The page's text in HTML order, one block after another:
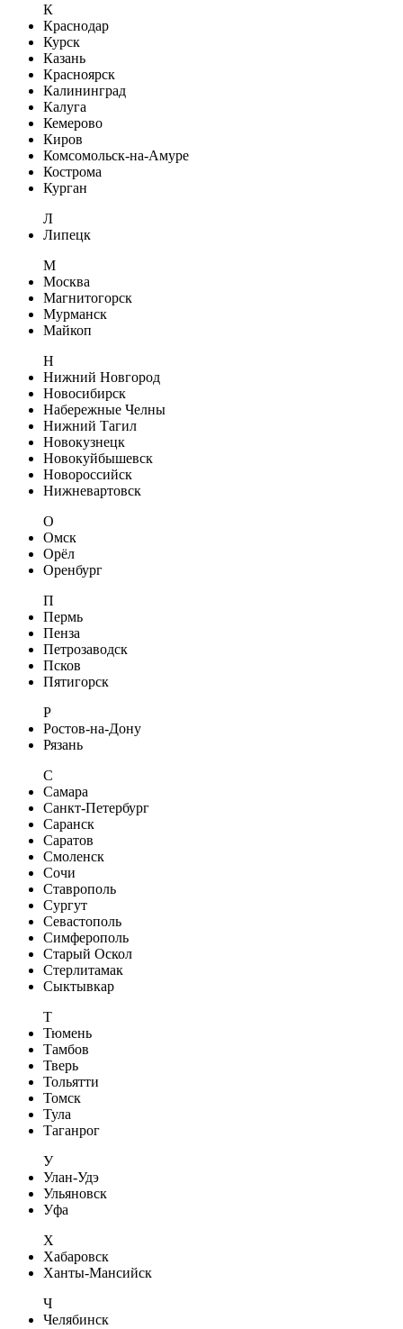
К
Краснодар
Курск
Казань
Красноярск
Калининград
Калуга
Кемерово
Киров
Комсомольск-на-Амуре
Кострома
Курган
Л
Липецк
М
Москва
Магнитогорск
Мурманск
Майкоп
Н
Нижний Новгород
Новосибирск
Набережные Челны
Нижний Тагил
Новокузнецк
Новокуйбышевск
Новороссийск
Нижневартовск
О
Омск
Орёл
Оренбург
П
Пермь
Пенза
Петрозаводск
Псков
Пятигорск
Р
Ростов-на-Дону
Рязань
С
Самара
Санкт-Петербург
Саранск
Саратов
Смоленск
Сочи
Ставрополь
Сургут
Севастополь
Симферополь
Старый Оскол
Стерлитамак
Сыктывкар
Т
Тюмень
Тамбов
Тверь
Тольятти
Томск
Тула
Таганрог
У
Улан-Удэ
Ульяновск
Уфа
Х
Хабаровск
Ханты-Мансийск
Ч
Челябинск